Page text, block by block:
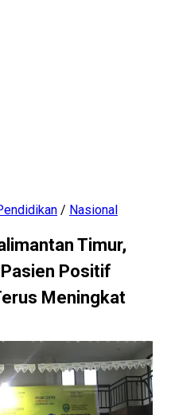
/ Nasional
Timur,
Positif
Meningkat